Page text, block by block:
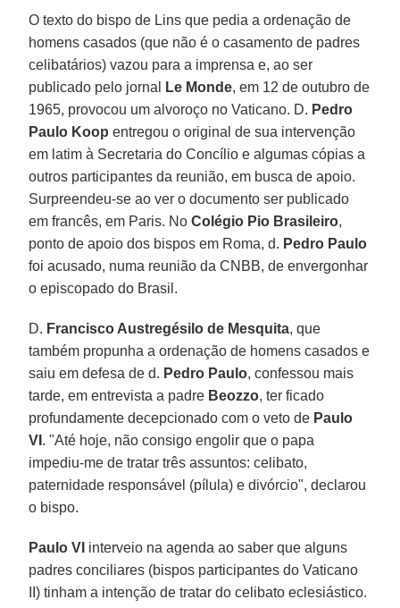
O texto do bispo de Lins que pedia a ordenação de
homens casados (que não é o casamento de padres
celibatários) vazou para a imprensa e, ao ser
publicado pelo jornal
Le Monde, em 12 de outubro de
1965, provocou um alvoroço no Vaticano. D. Pedro
Paulo Koop entregou o original de sua intervenção
em latim à Secretaria do Concílio e algumas cópias a
outros participantes da reunião, em busca de apoio.
Surpreendeu-se ao ver o documento ser publicado
em francês, em Paris. NoColégio Pio Brasileiro,
ponto de apoio dos bispos em Roma, d. Pedro Paulo
foi acusado, numa reunião da CNBB, de envergonhar
o episcopado do Brasil.
D. Francisco Austregésilo de Mesquita, que
também propunha a ordenação de homens casados e
saiu em defesa de d. Pedro Paulo, confessou mais
tarde, em entrevista a padre Beozzo, ter ficado
profundamente decepcionado com o veto de Paulo
VI . "Até hoje, não consigo engolir que o papa
impediu-me de tratar três assuntos: celibato,
paternidade responsável (pílula) e divórcio", declarou
o bispo.
Paulo VI interveio na agenda ao saber que alguns
padres conciliares (bispos participantes do Vaticano
II) tinham a intenção de tratar do celibato eclesiástico.